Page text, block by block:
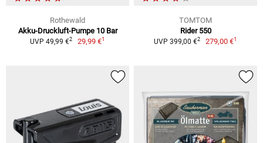
Rothewald
Akku-Druckluft-Pumpe 10 Bar
UVP 49,99 €2 29,99 €1
TOMTOM
Rider 550
UVP 399,00 €2 279,00 €1